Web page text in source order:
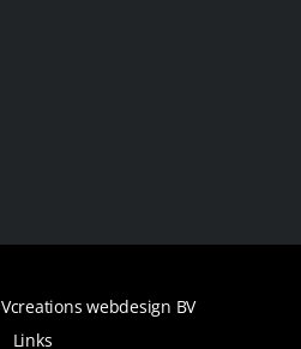
Vcreations webdesign BV
Links